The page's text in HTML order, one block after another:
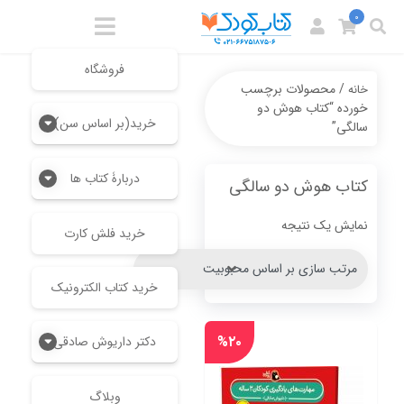
فروشگاه
خرید(بر اساس سن)
دربارۀ کتاب ها
خرید فلش کارت
خرید کتاب الکترونیک
دکتر داریوش صادقی
وبلاگ
0
خانه/ محصولات برچسب
خورده “کتاب هوش دو
سالگی”
کتاب هوش دو سالگی
نمایش یک نتیجه
%۲۰